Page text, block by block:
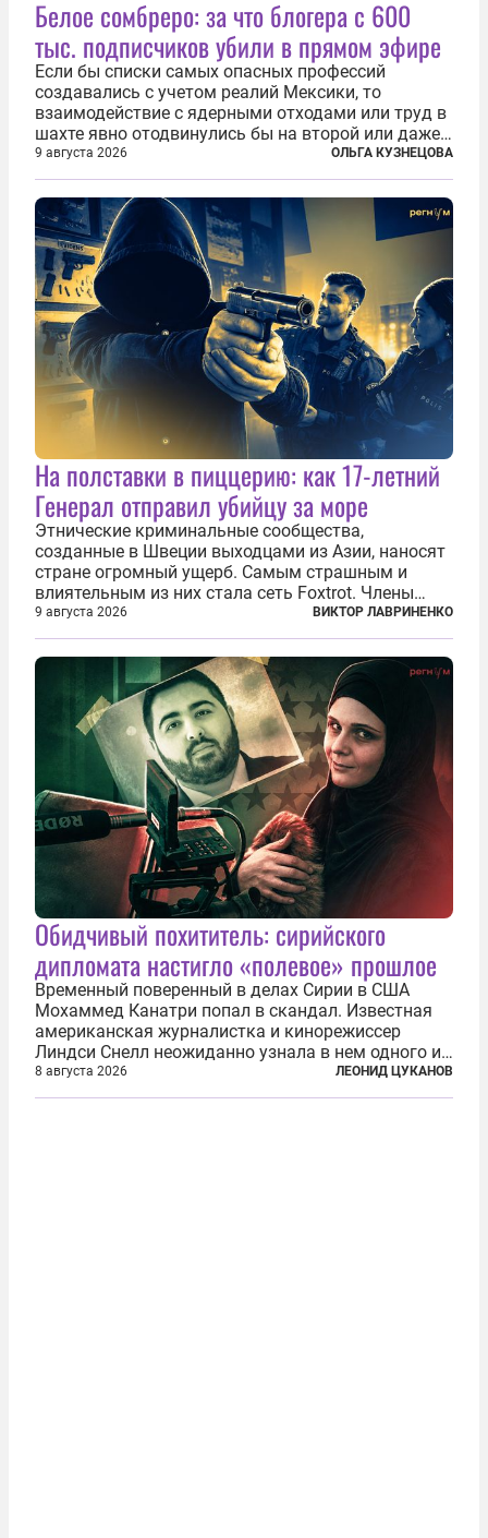
Белое сомбреро: за что блогера с 600
тыс. подписчиков убили в прямом эфире
Если бы списки самых опасных профессий
создавались с учетом реалий Мексики, то
взаимодействие с ядерными отходами или труд в
шахте явно отодвинулись бы на второй или даже
третий план. А вот блогерам, журналистам и
музыкантам пришлось бы выйти вперед. В
Кульякане, столице штата Синалоа, прямо во...
9 августа 2026 ОЛЬГА КУЗНЕЦОВА
На полставки в пиццерию: как 17-летний
Генерал отправил убийцу за море
Этнические криминальные сообщества,
созданные в Швеции выходцами из Азии, наносят
стране огромный ущерб. Самым страшным и
влиятельным из них стала сеть Foxtrot. Члены
этой сети не только убивают и грабят шведов,
подсаживают их на наркотики, но и совершают
нечто еще даже более страшное — массово...
9 августа 2026 ВИКТОР ЛАВРИНЕНКО
Обидчивый похититель: сирийского
дипломата настигло «полевое» прошлое
Временный поверенный в делах Сирии в США
Мохаммед Канатри попал в скандал. Известная
американская журналистка и кинорежиссер
Линдси Снелл неожиданно узнала в нем одного из
бандитов, похитивших ее в сирийском Алеппо в
2016 году. Журналистка убеждена, что Канатри, в
8 августа 2026 ЛЕОНИД ЦУКАНОВ